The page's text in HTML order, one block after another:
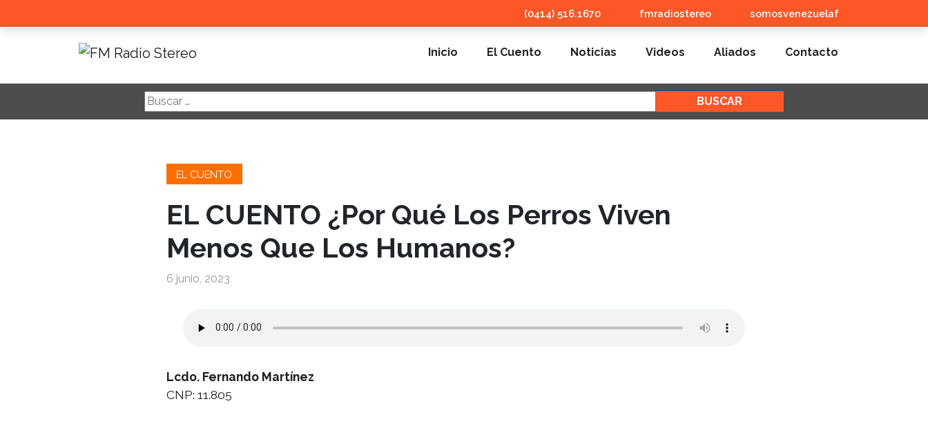
(0414) 516.1670 fmradiostereo somosvenezuelaf
Inicio El Cuento Noticias Videos Aliados Contacto
Buscar:
EL CUENTO
EL CUENTO ¿Por Qué Los Perros Viven
Menos Que Los Humanos?
6 junio, 2023
Lcdo. Fernando Martínez
CNP: 11.805